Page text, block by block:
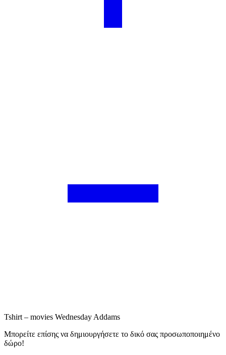
Tshirt – movies Wednesday Addams
Mπορείτε επίσης να δημιουργήσετε το δικό σας προσωποποιημένο
δώρο!